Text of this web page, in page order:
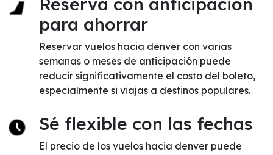
para ahorrar
Reservar vuelos hacia denver con varias
semanas o meses de anticipación puede
reducir significativamente el costo del boleto,
especialmente si viajas a destinos populares.
Sé flexible con las fechas
El precio de los vuelos hacia denver puede